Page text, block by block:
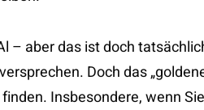
– aber das ist doch
Doch das
Insbesondere, wenn